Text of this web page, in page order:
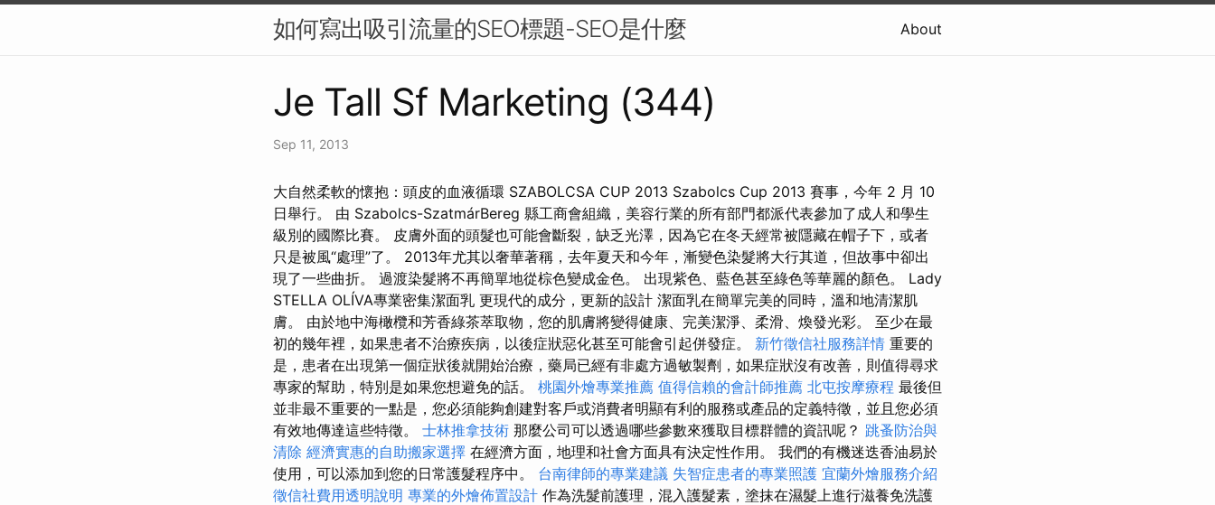
如何寫出吸引流量的SEO標題-SEO是什麼 About
Je Tall Sf Marketing (344)
Sep 11, 2013
大自然柔軟的懷抱：頭皮的血液循環 SZABOLCSA CUP 2013 Szabolcs Cup 2013 賽事，今年 2 月 10
日舉行。 由 Szabolcs-SzatmárBereg 縣工商會組織，美容行業的所有部門都派代表參加了成人和學生
級別的國際比賽。 皮膚外面的頭髮也可能會斷裂，缺乏光澤，因為它在冬天經常被隱藏在帽子下，或者
只是被風“處理”了。 2013年尤其以奢華著稱，去年夏天和今年，漸變色染髮將大行其道，但故事中卻出
現了一些曲折。 過渡染髮將不再簡單地從棕色變成金色。 出現紫色、藍色甚至綠色等華麗的顏色。 Lady
STELLA OLÍVA專業密集潔面乳 更現代的成分，更新的設計 潔面乳在簡單完美的同時，溫和地清潔肌
膚。 由於地中海橄欖和芳香綠茶萃取物，您的肌膚將變得健康、完美潔淨、柔滑、煥發光彩。 至少在最
初的幾年裡，如果患者不治療疾病，以後症狀惡化甚至可能會引起併發症。 新竹徵信社服務詳情 重要的
是，患者在出現第一個症狀後就開始治療，藥局已經有非處方過敏製劑，如果症狀沒有改善，則值得尋求
專家的幫助，特別是如果您想避免的話。 桃園外燴專業推薦 值得信賴的會計師推薦 北屯按摩療程 最後但
並非最不重要的一點是，您必須能夠創建對客戶或消費者明顯有利的服務或產品的定義特徵，並且您必須
有效地傳達這些特徵。 士林推拿技術 那麼公司可以透過哪些參數來獲取目標群體的資訊呢？ 跳蚤防治與
清除 經濟實惠的自助搬家選擇 在經濟方面，地理和社會方面具有決定性作用。 我們的有機迷迭香油易於
使用，可以添加到您的日常護髮程序中。 台南律師的專業建議 失智症患者的專業照護 宜蘭外燴服務介紹
徵信社費用透明說明 專業的外燴佈置設計 作為洗髮前護理，混入護髮素，塗抹在濕髮上進行滋養免洗護